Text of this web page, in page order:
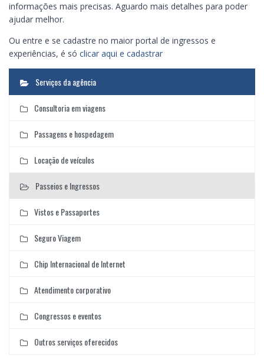
informações mais precisas. Aguardo mais detalhes para poder
ajudar melhor.
Ou entre e se cadastre no maior portal de ingressos e
experiências, é só clicar aqui e cadastrar
Serviços da agência
Consultoria em viagens
Passagens e hospedagem
Locação de veículos
Passeios e Ingressos
Vistos e Passaportes
Seguro Viagem
Chip Internacional de Internet
Atendimento corporativo
Congressos e eventos
Outros serviços oferecidos